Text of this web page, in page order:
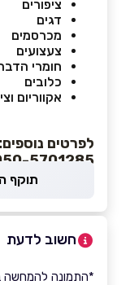
ציפורים
דגים
מכרסמים
צעצועים
חומרי
כלובים
אקווריום
לפרטים נוספים:
5701285
תוקף
חשוב לדעת
*התמונה להמחשה